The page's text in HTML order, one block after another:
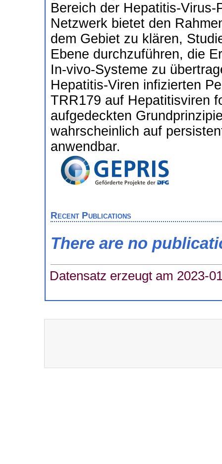
Bereich der Hepatitis-
Netzwerk bietet den
dem Gebiet zu klären,
Ebene durchzuführen, die
In-vivo-Systeme zu
Hepatitis-Viren infizierten
TRR179 auf Hepatitisviren
aufgedeckten
wahrscheinlich auf
anwendbar.
Recent Publications
There are no
Datensatz erzeugt am 2023-